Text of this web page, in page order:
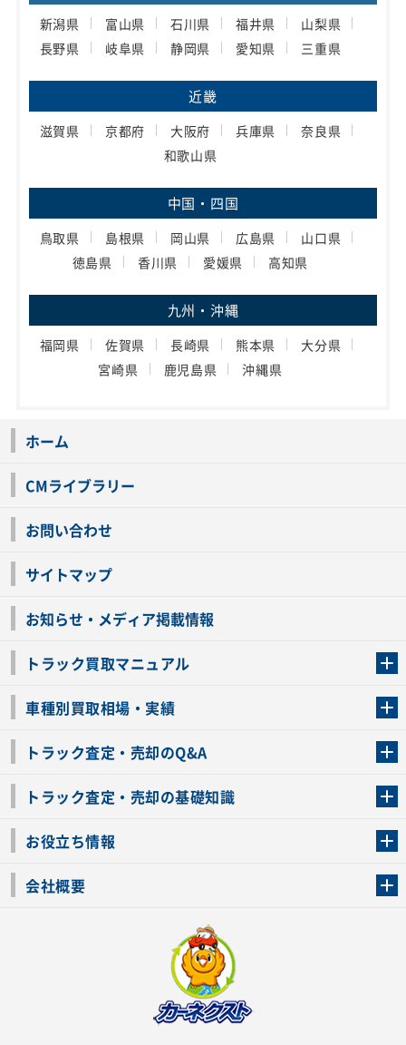
新潟県 富山県 石川県 福井県
山梨県
長野県
岐阜県 静岡県 愛知県 三重県
近畿
滋賀県 京都府 大阪府 兵庫県
奈良県
和歌山県
中国・四国
鳥取県 島根県 岡山県 広島県
山口県
徳島県
香川県 愛媛県 高知県
九州・沖縄
福岡県 佐賀県 長崎県 熊本県
大分県
宮崎県
鹿児島県 沖縄県
ホーム
CMライブラリー
お問い合わせ
サイトマップ
お知らせ・メディア掲載情報
トラック買取マニュアル
車種別買取相場・実績
トラック査定・売却のQ&A
トラック査定・売却の基礎知識
お役立ち情報
会社概要